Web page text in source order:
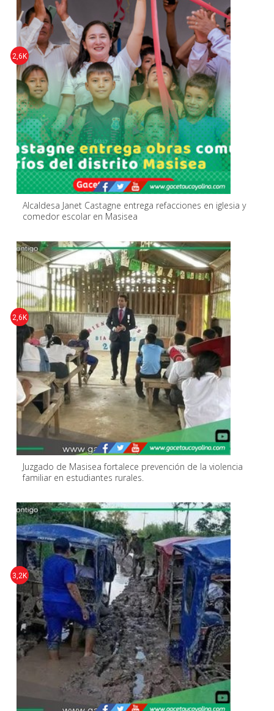
Alcaldesa Janet Castagne entrega refacciones en iglesia y
comedor escolar en Masisea
2,6K
Juzgado de Masisea fortalece prevención de la violencia
familiar en estudiantes rurales.
2,6K
3,2K